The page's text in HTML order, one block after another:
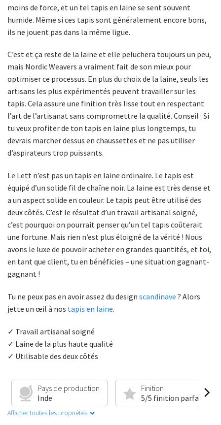
moins de force, et un tel tapis en laine se sent souvent
humide. Même si ces tapis sont généralement encore bons,
ils ne jouent pas dans la même ligue.
C’est et ça reste de la laine et elle peluchera toujours un peu,
mais Nordic Weavers a vraiment fait de son mieux pour
optimiser ce processus. En plus du choix de la laine, seuls les
artisans les plus expérimentés peuvent travailler sur les
tapis. Cela assure une finition très lisse tout en respectant
l’art de l’artisanat sans compromettre la qualité. Conseil : Si
tu veux profiter de ton tapis en laine plus longtemps, tu
devrais marcher dessus en chaussettes et ne pas utiliser
d’aspirateurs trop puissants.
Le Lett n’est pas un tapis en laine ordinaire. Le tapis est
équipé d’un solide fil de chaîne noir. La laine est très dense et
a un aspect solide en couleur. Le tapis peut être utilisé des
deux côtés. C’est le résultat d’un travail artisanal soigné,
c’est pourquoi on pourrait penser qu’un tel tapis coûterait
une fortune. Mais rien n’est plus éloigné de la vérité ! Nous
avons le luxe de pouvoir acheter en grandes quantités, et toi,
en tant que client, tu en bénéficies – une situation gagnant-
gagnant !
Tu ne peux pas en avoir assez du design scandinave ? Alors
jette un œil à nos tapis en laine.
✓ Travail artisanal soigné
✓ Laine de la plus haute qualité
✓ Utilisable des deux côtés
Pays de production
Inde
Finition
5/5 finition parfaite
Afficher toutes les propriétés